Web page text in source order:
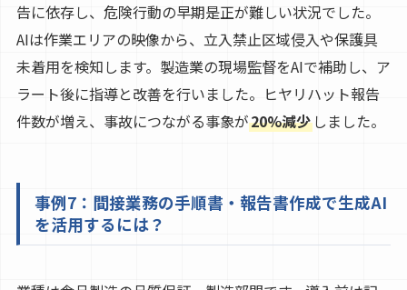
告に依存し、危険行動の早期是正が難しい状況でした。
AIは作業エリアの映像から、立入禁止区域侵入や保護具
未着用を検知します。製造業の現場監督をAIで補助し、ア
ラート後に指導と改善を行いました。ヒヤリハット報告
件数が増え、事故につながる事象が20%減少しました。
事例7：間接業務の手順書・報告書作成で生成AI
を活用するには？